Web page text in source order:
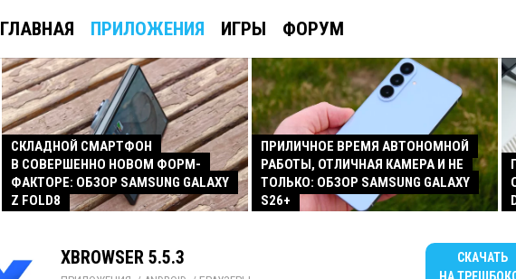
ГЛАВНАЯ ПРИЛОЖЕНИЯ ИГРЫ ФОРУМ
СКЛАДНОЙ СМАРТФОН
В СОВЕРШЕННО НОВОМ ФОРМ-
ФАКТОРЕ: ОБЗОР SAMSUNG GALAXY
Z FOLD8
ПРИЛИЧНОЕ ВРЕМЯ АВТОНОМНОЙ
РАБОТЫ, ОТЛИЧНАЯ КАМЕРА И НЕ
ТОЛЬКО: ОБЗОР SAMSUNG GALAXY
S26+
XBROWSER 5.5.3
СКАЧАТЬ